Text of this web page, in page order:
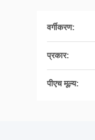
वर्गीकरण:
प्रकार:
पीएच मूल्य: